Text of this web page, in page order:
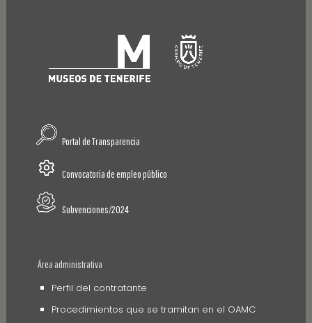
Portal de Transparencia
Convocatoria de empleo público
Subvenciones/2024
Área administrativa
Perfil del contratante
Procedimientos que se tramitan en el OAMC